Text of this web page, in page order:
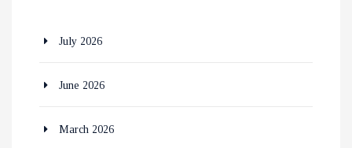
July 2026
June 2026
March 2026